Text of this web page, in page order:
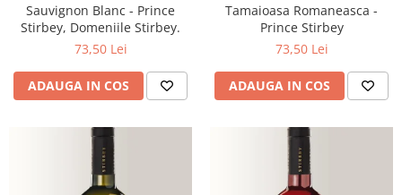
Sauvignon Blanc - Prince
Stirbey, Domeniile Stirbey.
73,50 Lei
ADAUGA IN COS
Tamaioasa Romaneasca -
Prince Stirbey
73,50 Lei
ADAUGA IN COS